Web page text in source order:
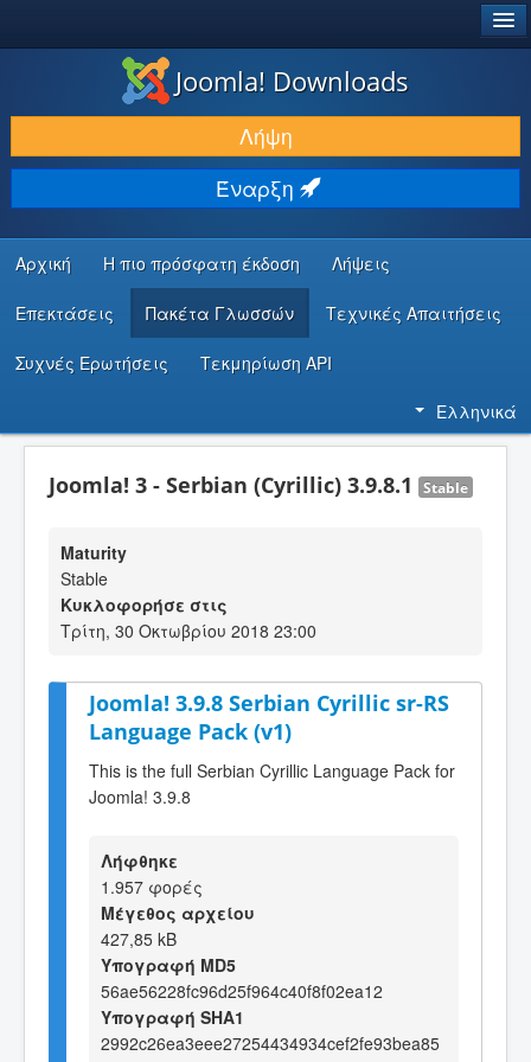
ΛΉΨΕΙΣ & ΕΠΕΚΤΆΣΕΙΣ
ΕΎΡΕΣΗ & ΜΆΘΗΣΗ
ΚΟΙΝΌΤΗΤΑ & ΥΠΟΣΤΉΡΙΞΗ
ΠΌΡΟΙ ΠΡΟΓΡΑΜΜΑΤΙΣΤΏΝ
Joomla! Downloads
Λήψη
Έναρξη
Αρχική Η πιο πρόσφατη έκδοση Λήψεις
Επεκτάσεις Πακέτα Γλωσσών Τεχνικές Απαιτήσεις
Συχνές Ερωτήσεις Τεκμηρίωση API
Ελληνικά
Joomla! 3 - Serbian (Cyrillic) 3.9.8.1 Stable
Maturity
Stable
Κυκλοφορήσε στις
Τρίτη, 30 Οκτωβρίου 2018 23:00
Joomla! 3.9.8 Serbian Cyrillic sr-RS
Language Pack (v1)
This is the full Serbian Cyrillic Language Pack for
Joomla! 3.9.8
Λήφθηκε
1.957 φορές
Μέγεθος αρχείου
427,85 kB
Υπογραφή MD5
56ae56228fc96d25f964c40f8f02ea12
Υπογραφή SHA1
2992c26ea3eee27254434934cef2fe93bea85